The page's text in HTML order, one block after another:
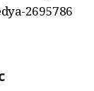
2695786